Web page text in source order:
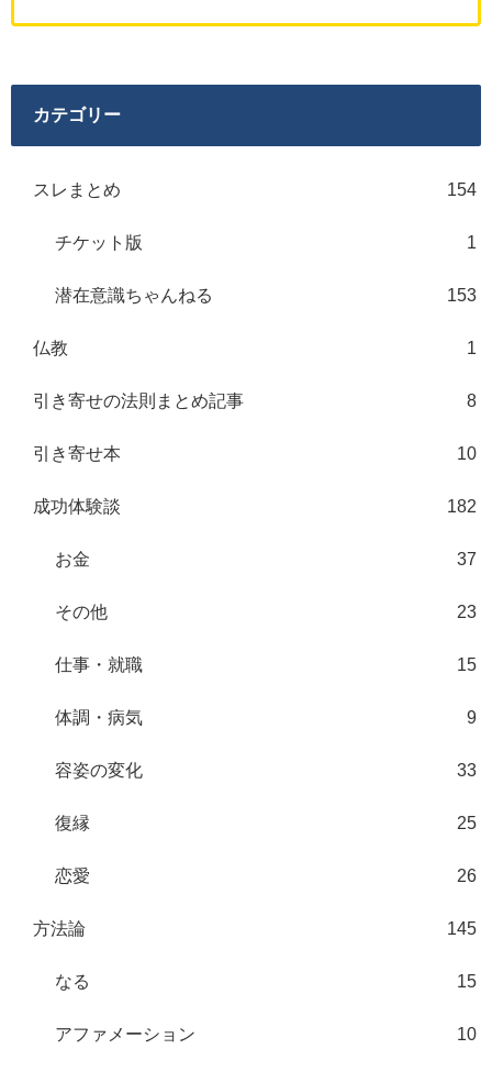
カテゴリー
スレまとめ 154
チケット版 1
潜在意識ちゃんねる 153
仏教 1
引き寄せの法則まとめ記事 8
引き寄せ本 10
成功体験談 182
お金 37
その他 23
仕事・就職 15
体調・病気 9
容姿の変化 33
復縁 25
恋愛 26
方法論 145
なる 15
アファメーション 10